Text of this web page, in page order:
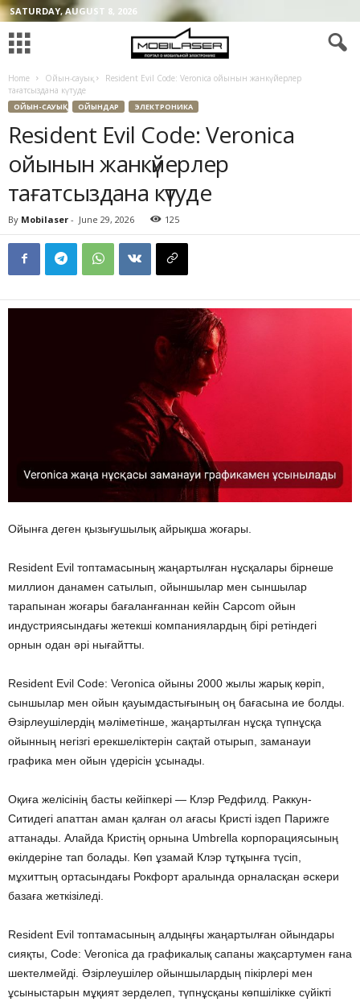
SATURDAY, AUGUST 8, 2026
Home Ойын-сауық
Resident Evil Code: Veronica ойынын жанкүйерлер
тағатсыздана күтуде
ОЙЫН-САУЫҚ ОЙЫНДАР ЭЛЕКТРОНИКА
Resident Evil Code: Veronica
ойынын жанкүйерлер
тағатсыздана күтуде
By Mobilaser - June 29, 2026 125
Ойынға деген қызығушылық айрықша жоғары.
Resident Evil топтамасының жаңартылған нұсқалары бірнеше
миллион данамен сатылып, ойыншылар мен сыншылар
тарапынан жоғары бағаланғаннан кейін Capcom ойын
индустриясындағы жетекші компаниялардың бірі ретіндегі
орнын одан әрі нығайтты.
Resident Evil Code: Veronica ойыны 2000 жылы жарық көріп,
сыншылар мен ойын қауымдастығының оң бағасына ие болды.
Әзірлеушілердің мәліметінше, жаңартылған нұсқа түпнұсқа
ойынның негізгі ерекшеліктерін сақтай отырып, заманауи
графика мен ойын үдерісін ұсынады.
Оқиға желісінің басты кейіпкері — Клэр Редфилд. Раккун-
Ситидегі апаттан аман қалған ол ағасы Кристі іздеп Парижге
аттанады. Алайда Кристің орнына Umbrella корпорациясының
өкілдеріне тап болады. Көп ұзамай Клэр тұтқынға түсіп,
мұхиттың ортасындағы Рокфорт аралында орналасқан әскери
базаға жеткізіледі.
Resident Evil топтамасының алдыңғы жаңартылған ойындары
сияқты, Code: Veronica да графикалық сапаны жақсартумен ғана
шектелмейді. Әзірлеушілер ойыншылардың пікірлері мен
ұсыныстарын мұқият зерделеп, түпнұсқаны көпшілікке сүйікті